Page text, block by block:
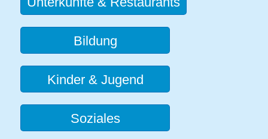
Bildung
Kinder & Jugend
Soziales